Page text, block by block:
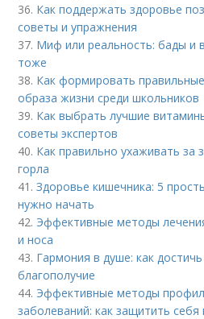
36. Как поддержать здоровье
советы и упражнения
37. Миф или реальность: бады и
тоже
38. Как формировать
образа жизни среди школьников
39. Как выбрать лучшие
советы экспертов
40. Как правильно ухаживать за
горла
41.Здоровье кишечника: 5
нужно начать
42. Эффективные методы
и носа
43. Гармония в душе: как
благополучие
44. Эффективные методы
заболеваний: как защитить себя